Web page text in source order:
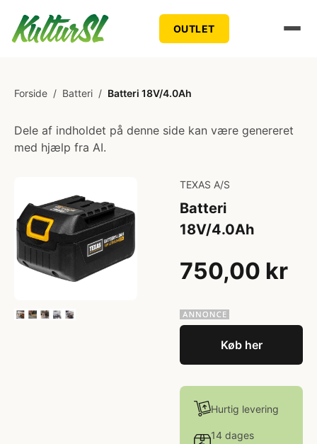
OUTLET
Forside / Batteri / Batteri 18V/4.0Ah
Dele af indholdet på denne side kan være genereret
med hjælp fra AI.
TEXAS A/S
Batteri
18V/4.0Ah
750,00 kr
Køb her
Hurtig levering
14 dages